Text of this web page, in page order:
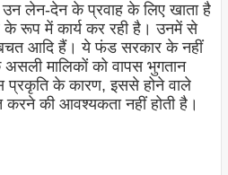
लेन-देन के प्रवाह के लिए खाता है
रूप में कार्य कर रही है। उनमें से
बचत आदि हैं। ये फंड सरकार के नहीं
मालिकों को वापस भुगतान
प्रकृति के कारण, इससे होने वाले
करने की आवश्यकता नहीं होती है।